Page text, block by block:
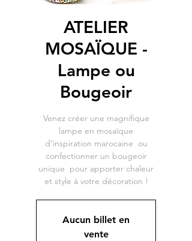
ATELIER
MOSAÏQUE -
Lampe ou
Bougeoir
Venez créer une magnifique
lampe en mosaïque
d’inspiration marocaine ou
confectionner un bougeoir
unique pour apporter chaleur
et style à votre décoration !
Aucun billet en
vente